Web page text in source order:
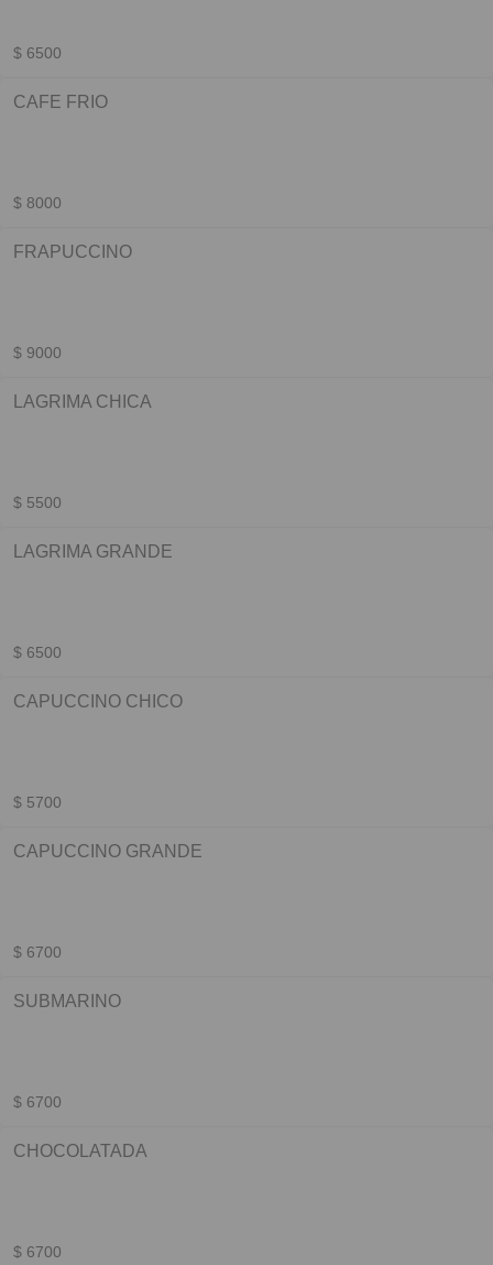
$ 6500
CAFE FRIO
$ 8000
FRAPUCCINO
$ 9000
LAGRIMA CHICA
$ 5500
LAGRIMA GRANDE
$ 6500
CAPUCCINO CHICO
$ 5700
CAPUCCINO GRANDE
$ 6700
SUBMARINO
$ 6700
CHOCOLATADA
$ 6700